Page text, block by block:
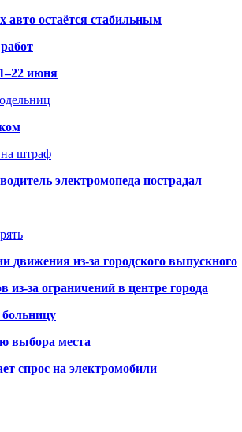
авто остаётся стабильным
июня
на штраф
электромопеда пострадал
движения из-за городского выпускного
за ограничений в центре города
больницу
выбора места
спрос на электромобили